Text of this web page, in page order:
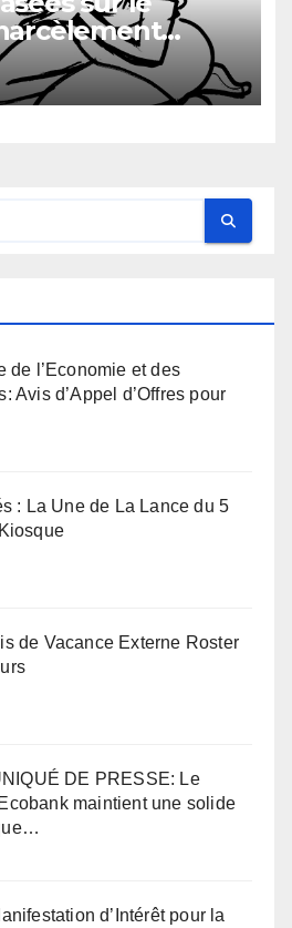
de l’Economie et des
Avis d’Appel d’Offres pour
: La Une de La Lance du 5
de Vacance Externe Roster
DE PRESSE: Le
maintient une solide
d’Intérêt pour la